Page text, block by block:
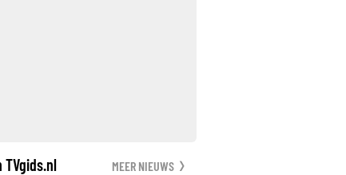
TVgids.nl MEER NIEUWS